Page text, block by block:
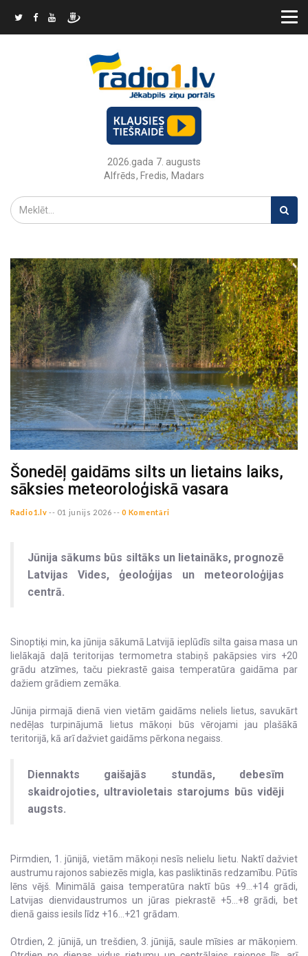
2026.gada 7. augusts
Alfrēds, Fredis, Madars
Šonedēļ gaidāms silts un lietains laiks,
sāksies meteoroloģiskā vasara
Radio1.lv -- 01 junijs 2026 -- 0 Komentāri
Jūnija sākums būs siltāks un lietaināks, prognozē
Latvijas Vides, ģeoloģijas un meteoroloģijas
centrā.
Sinoptiķi min, ka jūnija sākumā Latvijā ieplūdīs silta gaisa masa un
lielākajā daļā teritorijas termometra stabiņš pakāpsies virs +20
grādu atzīmes, taču piekrastē gaisa temperatūra gaidāma par
dažiem grādiem zemāka.
Jūnija pirmajā dienā vien vietām gaidāms neliels lietus, savukārt
nedēļas turpinājumā lietus mākoņi būs vērojami jau plašākā
teritorijā, kā arī dažviet gaidāms pērkona negaiss.
Diennakts gaišajās stundās, debesīm
skaidrojoties, ultravioletais starojums būs vidēji
augsts.
Pirmdien, 1. jūnijā, vietām mākoņi nesīs nelielu lietu. Naktī dažviet
austrumu rajonos sabiezēs migla, kas pasliktinās redzamību. Pūtīs
lēns vējš. Minimālā gaisa temperatūra naktī būs +9…+14 grādi,
Latvijas dienvidaustrumos un jūras piekrastē +5…+8 grādi, bet
dienā gaiss iesils līdz +16…+21 grādam.
Otrdien, 2. jūnijā, un trešdien, 3. jūnijā, saule mīsies ar mākoņiem.